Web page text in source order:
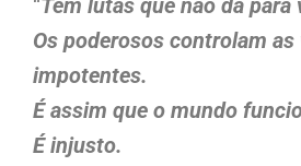
“Tem lutas que não dá para
Os poderosos controlam
impotentes.
É assim que o mundo
É injusto.